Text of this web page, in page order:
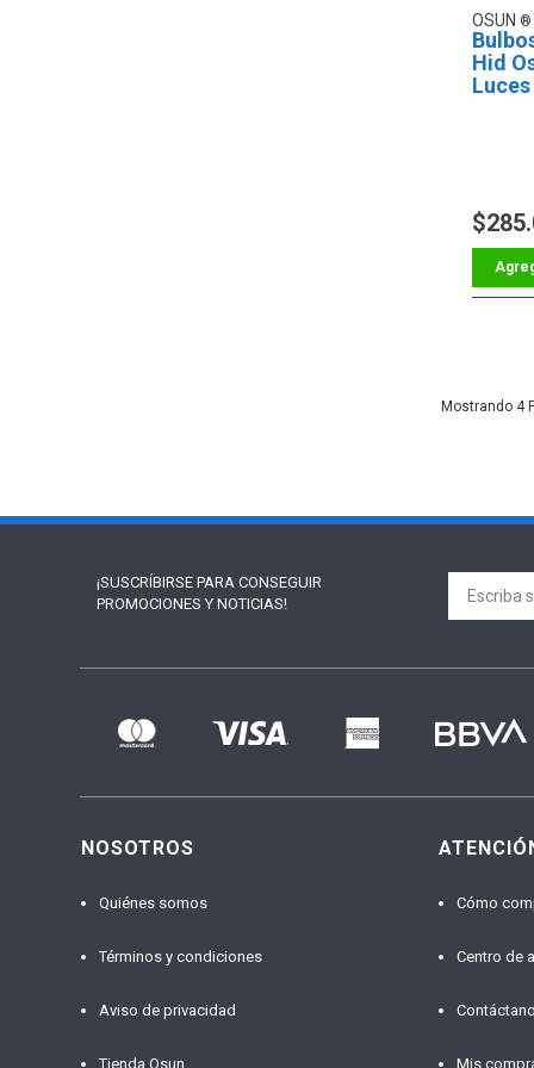
OSUN
Hid
4
¡SUSCRÍBIRSE PARA CONSEGUIR
PROMOCIONES Y NOTICIAS!
NOSOTROS
Quiénes somos
Términos y condiciones
Aviso de privacidad
Tienda Osun
Cómo
Centro de
Mis